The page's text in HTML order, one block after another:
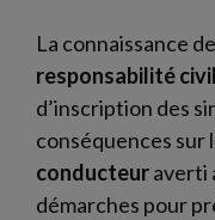
La connaissance
responsabilité
d’inscription des
conséquences sur
conducteuraverti
démarches pour